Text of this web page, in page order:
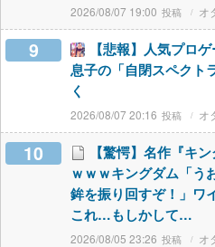
2026/08/07 19:00 オ
9
【悲報】人気プロ
息子の「自閉スペクト
く
2026/08/07 20:16 オ
10
【驚愕】名作『キ
ｗｗｗキングダム「う
鉾を振り回すぞ！」ワ
これ…もしかして…
2026/08/05 23:26 オ